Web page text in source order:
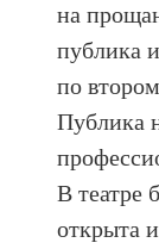
на
публика
по
Публика
В театре
открыта